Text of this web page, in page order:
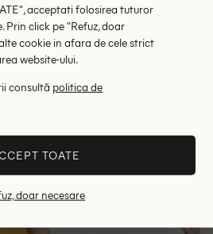
fost interesati de
acceptati folosirea tuturor
Prin click pe "Refuz, doar
cookie in afara de cele strict
website-ului.
consultă politica de
TOATE
doar necesare